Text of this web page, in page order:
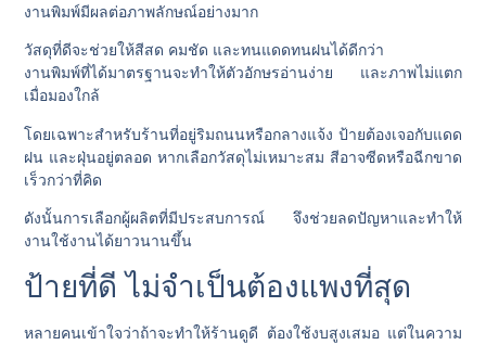
งานพิมพ์มีผลต่อภาพลักษณ์อย่างมาก
วัสดุที่ดีจะช่วยให้สีสด คมชัด และทนแดดทนฝนได้ดีกว่า
งานพิมพ์ที่ได้มาตรฐานจะทำให้ตัวอักษรอ่านง่าย และภาพไม่แตก
เมื่อมองใกล้
โดยเฉพาะสำหรับร้านที่อยู่ริมถนนหรือกลางแจ้ง ป้ายต้องเจอกับแดด
ฝน และฝุ่นอยู่ตลอด หากเลือกวัสดุไม่เหมาะสม สีอาจซีดหรือฉีกขาด
เร็วกว่าที่คิด
ดังนั้นการเลือกผู้ผลิตที่มีประสบการณ์ จึงช่วยลดปัญหาและทำให้
งานใช้งานได้ยาวนานขึ้น
ป้ายที่ดี ไม่จำเป็นต้องแพงที่สุด
หลายคนเข้าใจว่าถ้าจะทำให้ร้านดูดี ต้องใช้งบสูงเสมอ แต่ในความ